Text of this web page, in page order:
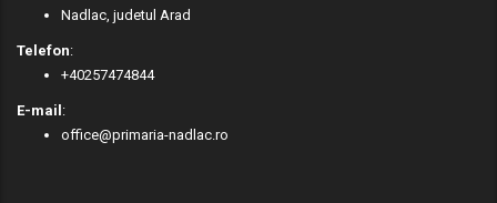
Nadlac, judetul Arad
Telefon:
+40257474844
E-mail:
office@primaria-nadlac.ro